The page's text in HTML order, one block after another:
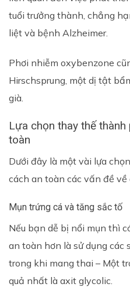
tuổi trưởng thành, chẳng
liệt và bệnh Alzheimer.
Phơi nhiễm oxybenzone
Hirschsprung, một dị tật
già.
Lựa chọn thay thế
toàn
Dưới đây là một vài lựa
cách an toàn các vấn đề
Mụn trứng cá và tăng sắc tố
Nếu bạn dễ bị nổi mụn thì
an toàn hơn là sử dụng các
trong khi mang thai – Một
quả nhất là axit glycolic.